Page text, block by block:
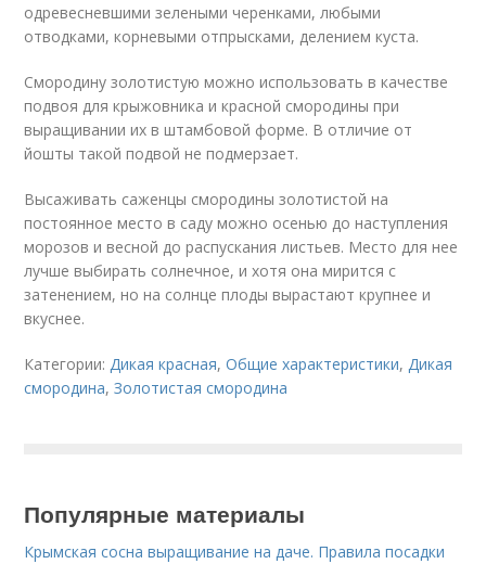
одревесневшими зелеными черенками, любыми
отводками, корневыми отпрысками, делением куста.
Смородину золотистую можно использовать в качестве
подвоя для крыжовника и красной смородины при
выращивании их в штамбовой форме. В отличие от
йошты такой подвой не подмерзает.
Высаживать саженцы смородины золотистой на
постоянное место в саду можно осенью до наступления
морозов и весной до распускания листьев. Место для нее
лучше выбирать солнечное, и хотя она мирится с
затенением, но на солнце плоды вырастают крупнее и
вкуснее.
Категории:Дикая красная,Общие характеристики,Дикая
смородина,Золотистая смородина
Популярные материалы
Крымская сосна выращивание на даче. Правила посадки